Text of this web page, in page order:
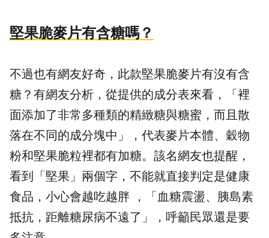
堅果脆麥片有含糖嗎？
不過也有網友好奇，此款堅果脆麥片有沒有含
糖？有網友分析，從提供的成分表來看，「裡
面添加了非常多種類的精緻糖與糖蜜，而且散
落在不同的成分塊中」，代表麥片本體、穀物
粉和堅果脆粒裡都有加糖。該名網友也提醒，
看到「堅果」兩個字，不能就直接判定是健康
食品，小心會越吃越胖 ，「血糖震盪、胰島素
抵抗，距離糖尿病不遠了」，呼籲民眾還是要